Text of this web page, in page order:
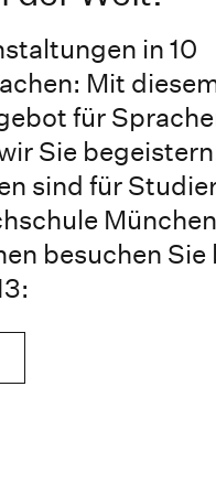
in 10
Mit
für
Sie
sind für
besuchen Sie